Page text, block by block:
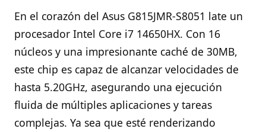
En el corazón del Asus G815JMR-S8051 late un
procesador Intel Core i7 14650HX. Con 16
núcleos y una impresionante caché de 30MB,
este chip es capaz de alcanzar velocidades de
hasta 5.20GHz, asegurando una ejecución
fluida de múltiples aplicaciones y tareas
complejas. Ya sea que esté renderizando